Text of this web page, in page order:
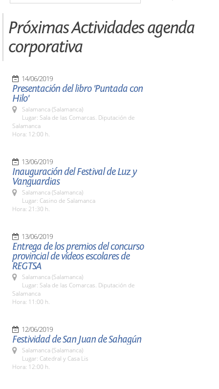
Próximas Actividades agenda
corporativa
14/06/2019
Presentación del libro 'Puntada con
Hilo'
Salamanca (Salamanca)
Lugar: Sala de las Comarcas. Diputación de
Salamanca
Hora: 12:00 h.
13/06/2019
Inauguración del Festival de Luz y
Vanguardias
Salamanca (Salamanca)
Lugar: Casino de Salamanca
Hora: 21:30 h.
13/06/2019
Entrega de los premios del concurso
provincial de vídeos escolares de
REGTSA
Salamanca (Salamanca)
Lugar: Sala de las Comarcas. Diputación de
Salamanca
Hora: 11:00 h.
12/06/2019
Festividad de San Juan de Sahagún
Salamanca (Salamanca)
Lugar: Catedral y Casa Lis
Hora: 12:00 h.